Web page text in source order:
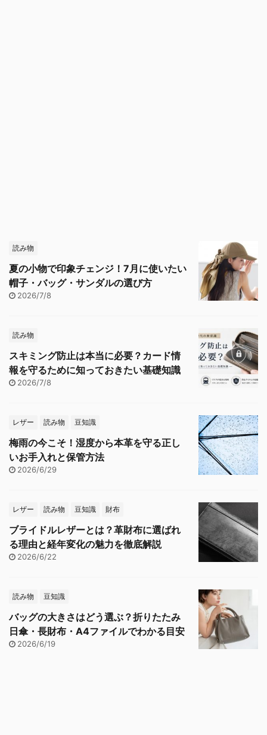
読み物
夏の小物で印象チェンジ！7月に使いたい
帽子・バッグ・サンダルの選び方
2026/7/8
読み物
スキミング防止は本当に必要？カード情
報を守るために知っておきたい基礎知識
2026/7/8
レザー 読み物 豆知識
梅雨の今こそ！湿度から本革を守る正し
いお手入れと保管方法
2026/6/29
レザー 読み物 豆知識 財布
ブライドルレザーとは？革財布に選ばれ
る理由と経年変化の魅力を徹底解説
2026/6/22
読み物 豆知識
バッグの大きさはどう選ぶ？折りたたみ
日傘・長財布・A4ファイルでわかる目安
2026/6/19